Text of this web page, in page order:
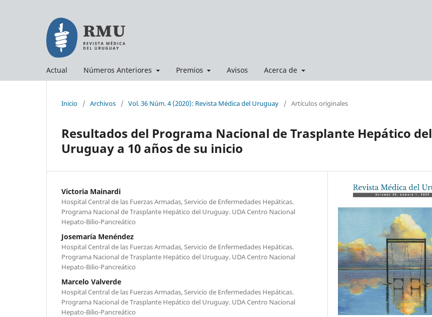
Actual Números Anteriores Premios Avisos Acerca de
Inicio / Archivos / Vol. 36 Núm. 4 (2020): Revista Médica del Uruguay / Artículos originales
Resultados del Programa Nacional de Trasplante Hepático del
Uruguay a 10 años de su inicio
Victoria Mainardi
Hospital Central de las Fuerzas Armadas, Servicio de Enfermedades Hepáticas.
Programa Nacional de Trasplante Hepático del Uruguay. UDA Centro Nacional
Hepato-Bilio-Pancreático
Josemaría Menéndez
Hospital Central de las Fuerzas Armadas, Servicio de Enfermedades Hepáticas.
Programa Nacional de Trasplante Hepático del Uruguay. UDA Centro Nacional
Hepato-Bilio-Pancreático
Marcelo Valverde
Hospital Central de las Fuerzas Armadas, Servicio de Enfermedades Hepáticas.
Programa Nacional de Trasplante Hepático del Uruguay. UDA Centro Nacional
Hepato-Bilio-Pancreático